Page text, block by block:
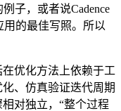
子，或者说Cadence
的最佳写照。所以
优化方法上依赖于工
、仿真验证迭代周期
对独立，“整个过程